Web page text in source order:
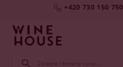
+420 730 150 750